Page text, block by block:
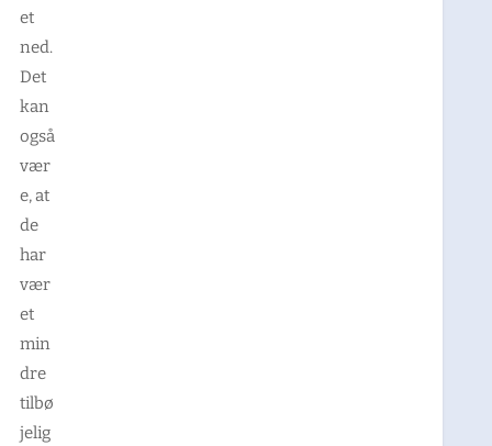
et
ned.
Det
kan
også
vær
e, at
de
har
vær
et
min
dre
tilbø
jelig